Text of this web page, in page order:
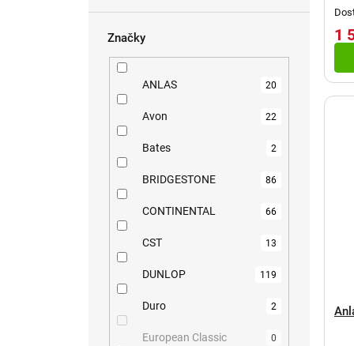
e
Značky
ANLAS 20
Avon 22
Bates 2
BRIDGESTONE 86
CONTINENTAL 66
CST 13
DUNLOP 119
Duro 2
European Classic 0
t
ů
u
k
ů
1